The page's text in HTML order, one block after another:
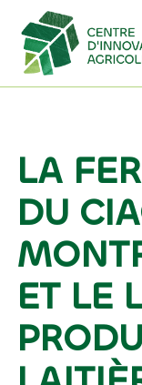
Skip to content
MAIN
LA FERME-ÉCOLE
DU
ET LE